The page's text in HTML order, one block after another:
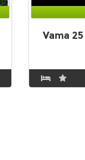
Vama 25